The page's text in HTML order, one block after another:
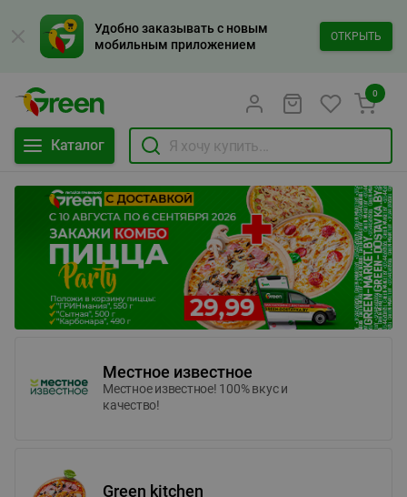
Удобно заказывать с новым
мобильным приложением
ОТКРЫТЬ
Каталог
0
Местное известное
Местное известное! 100% вкус и
качество!
Green kitchen